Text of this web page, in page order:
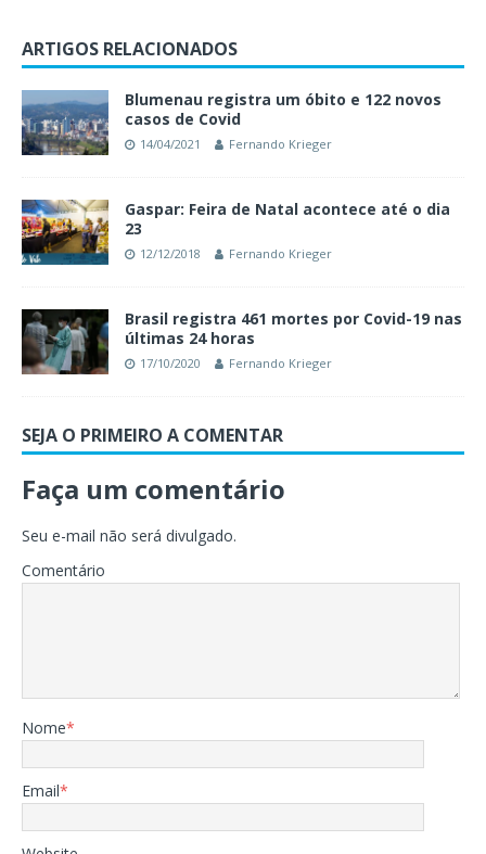
ARTIGOS RELACIONADOS
Blumenau registra um óbito e 122 novos
casos de Covid
14/04/2021 Fernando Krieger
Gaspar: Feira de Natal acontece até o dia
23
12/12/2018 Fernando Krieger
Brasil registra 461 mortes por Covid-19 nas
últimas 24 horas
17/10/2020 Fernando Krieger
SEJA O PRIMEIRO A COMENTAR
Faça um comentário
Seu e-mail não será divulgado.
Comentário
Nome*
Email*